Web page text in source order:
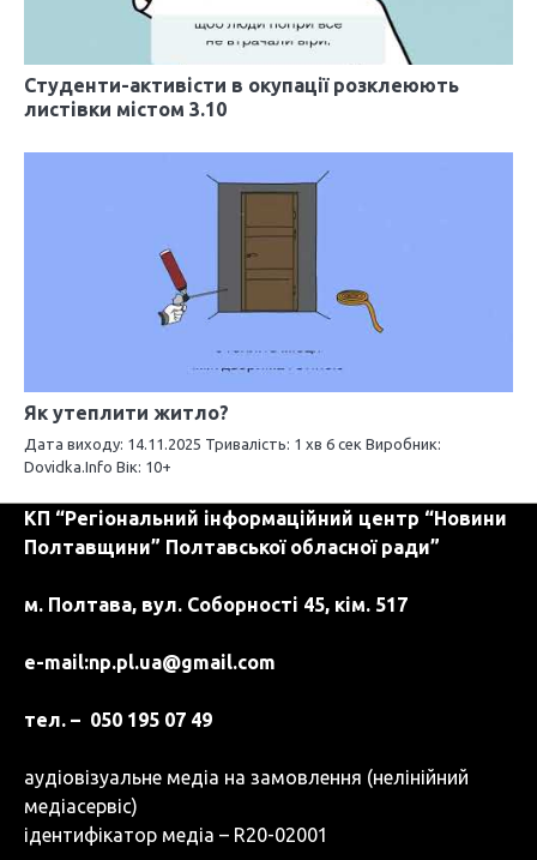
Студенти-активісти в окупації розклеюють
листівки містом 3.10
Як утеплити житло?
Дата виходу: 14.11.2025 Тривалість: 1 хв 6 сек Виробник:
Dovidka.Info Вік: 10+
КП “Регіональний інформаційний центр “Новини
Полтавщини” Полтавської обласної ради”
м. Полтава, вул. Соборності 45, кім. 517
e-mail:np.pl.ua@gmail.com
тел. – 050 195 07 49
аудіовізуальне медіа на замовлення (нелінійний
медіасервіс)
ідентифікатор медіа – R20-02001